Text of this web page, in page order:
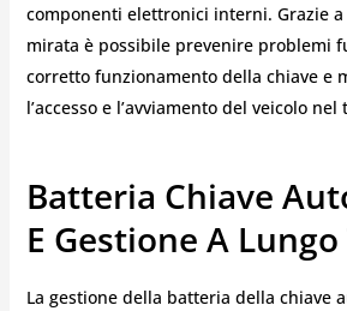
componenti elettronici interni. Grazie
mirata è possibile prevenire problemi
corretto funzionamento della chiave e
l’accesso e l’avviamento del veicolo nel
Batteria Chiave
E Gestione A
La gestione della batteria della chiave